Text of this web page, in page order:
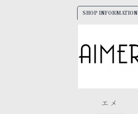
SHOP INFORMATION
エメ